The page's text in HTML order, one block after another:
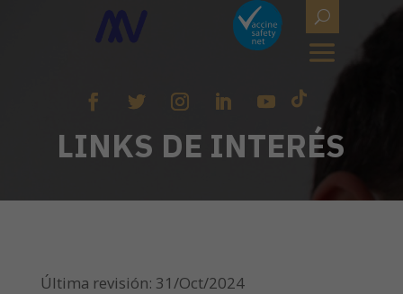
LINKS DE INTERÉS
Última revisión: 31/Oct/2024